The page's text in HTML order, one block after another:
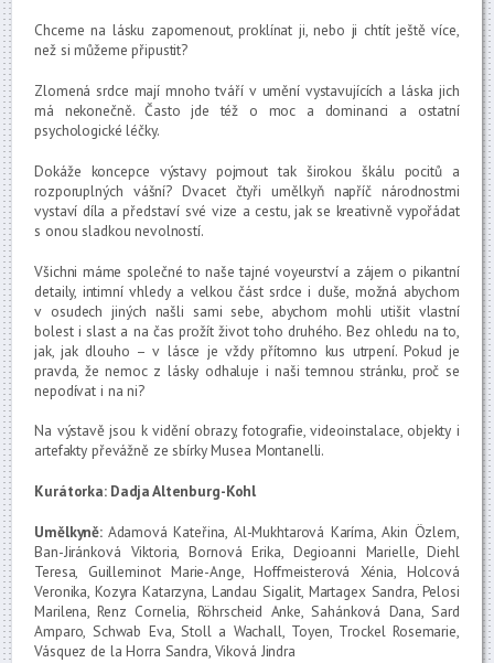
Chceme na lásku zapomenout, proklínat ji, nebo ji chtít ještě více,
než si můžeme připustit?
Zlomená srdce mají mnoho tváří v umění vystavujících a láska jich
má nekonečně. Často jde též o moc a dominanci a ostatní
psychologické léčky.
Dokáže koncepce výstavy pojmout tak širokou škálu pocitů a
rozporuplných vášní? Dvacet čtyři umělkyň napříč národnostmi
vystaví díla a představí své vize a cestu, jak se kreativně vypořádat
s onou sladkou nevolností.
Všichni máme společné to naše tajné voyeurství a zájem o pikantní
detaily, intimní vhledy a velkou část srdce i duše, možná abychom
v osudech jiných našli sami sebe, abychom mohli utišit vlastní
bolest i slast a na čas prožít život toho druhého. Bez ohledu na to,
jak, jak dlouho – v lásce je vždy přítomno kus utrpení. Pokud je
pravda, že nemoc z lásky odhaluje i naši temnou stránku, proč se
nepodívat i na ni?
Na výstavě jsou k vidění obrazy, fotografie, videoinstalace, objekty i
artefakty převážně ze sbírky Musea Montanelli.
Kurátorka: Dadja Altenburg-Kohl
Umělkyně: Adamová Kateřina, Al-Mukhtarová Karíma, Akin Özlem,
Ban-Jiránková Viktoria, Bornová Erika, Degioanni Marielle, Diehl
Teresa, Guilleminot Marie-Ange, Hoffmeisterová Xénia, Holcová
Veronika, Kozyra Katarzyna, Landau Sigalit, Martagex Sandra, Pelosi
Marilena, Renz Cornelia, Röhrscheid Anke, Sahánková Dana, Sard
Amparo, Schwab Eva, Stoll a Wachall, Toyen, Trockel Rosemarie,
Vásquez de la Horra Sandra, Viková Jindra